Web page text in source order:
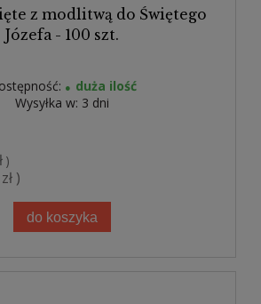
z modlitwą do Świętego
Józefa - 100 szt.
duża ilość
Wysyłka w: 3 dni
)
)
do koszyka